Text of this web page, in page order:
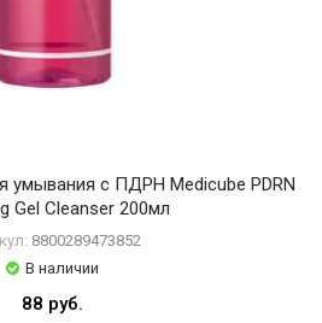
умывания с ПДРН Medicube PDRN
Gel Cleanser 200мл
8800289473852
В наличии
88 руб.